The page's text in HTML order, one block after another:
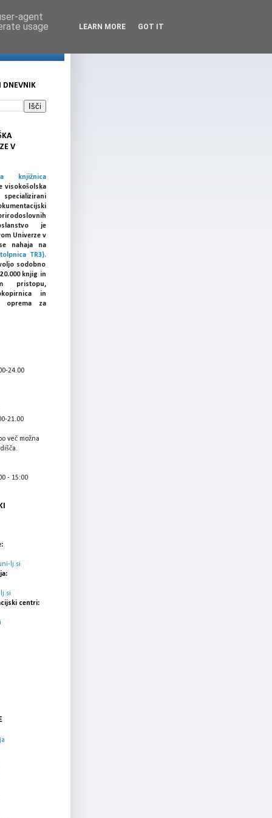
DNEVNIK
V
knjižnica
visokošolska
je
Univerze v
nahaja na
TR3).
sodobno
knjig in
pristopu,
in
oprema za
24.00
21.00
več možna
- 15:00
lj.si
centri:
agent
usage
LEARN MORE GOT IT